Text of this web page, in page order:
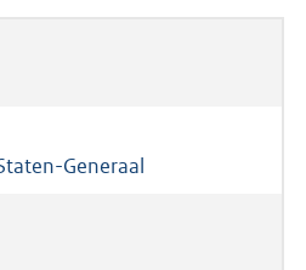
Generaal